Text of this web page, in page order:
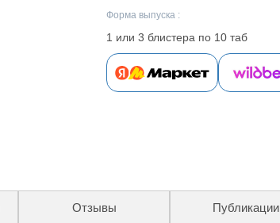
Форма выпуска :
1 или 3 блистера по 10 таб
Отзывы Публикации